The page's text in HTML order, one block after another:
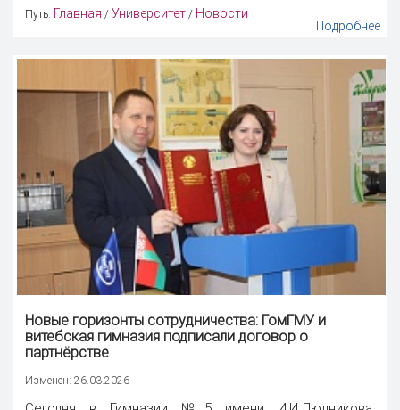
Путь: Главная / Университет / Новости
Подробнее
Новые горизонты сотрудничества: ГомГМУ и
витебская гимназия подписали договор о
партнёрстве
Изменен: 26.03.2026